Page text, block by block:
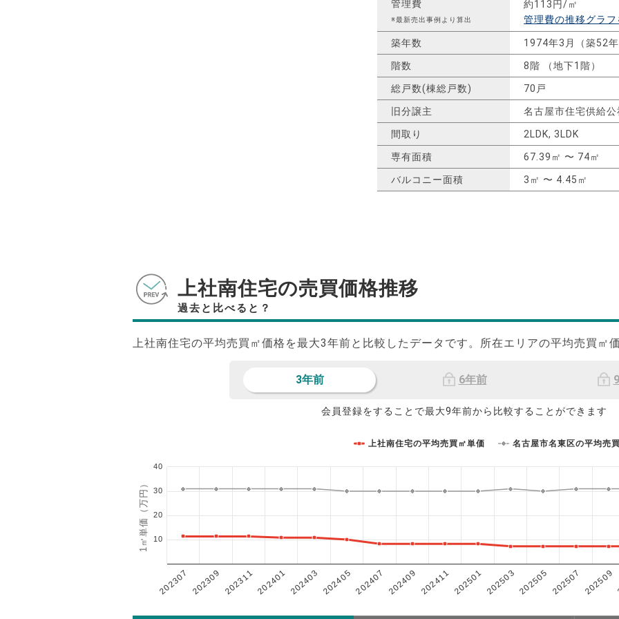
管理費
※最新売出事例より算出
約113円/㎡
管理費の推移グラフ
築年数 1974年3月（築52年
階数 8階 （地下1階）
総戸数(棟総戸数) 70戸
旧分譲主 名古屋市住宅供給公
間取り 2LDK, 3LDK
専有面積 67.39㎡ 〜 74㎡
バルコニー面積 3㎡ 〜 4.45㎡
上社南住宅の売買価格推移
過去と比べると？
上社南住宅の平均売買㎡価格を最大3年前と比較したデータです。所在エリアの平均売買㎡
3年前 6年前
会員登録をすることで最大9年前から比較することができます
1㎡単価（万円）
上社南住宅の平均売買㎡単価 名古屋市名東区の平均売
202307 202309 202311202401202403 202405202407 202409 202411202501202503202505 202507 202509
10
20
30
40